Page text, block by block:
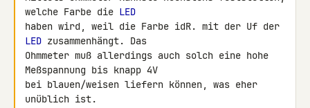
welche Farbe die LED
LED zusammenhängt. Das
Ohmmeter muß allerdings auch solch eine hohe
Meßspannung bis knapp 4V
bei blauen/weisen liefern können, was eher
unüblich ist.